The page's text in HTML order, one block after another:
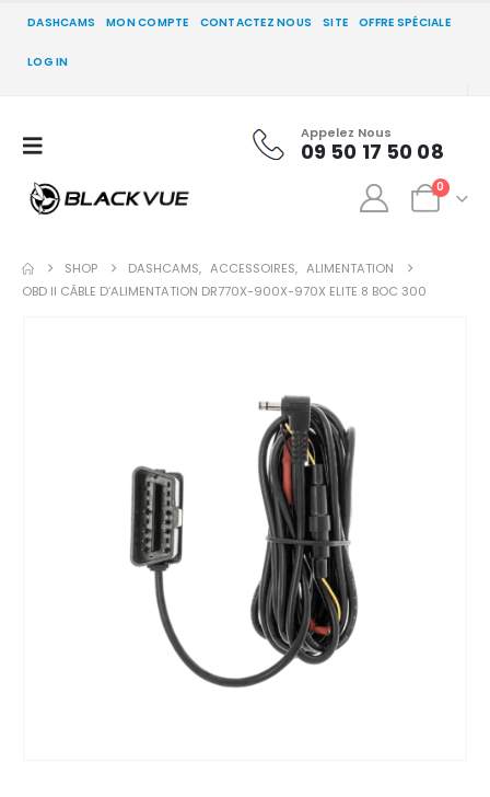
DASHCAMS MON COMPTE CONTACTEZ NOUS SITE OFFRE SPÉCIALE
LOG IN
Appelez Nous
09 50 17 50 08
0
SHOP DASHCAMS, ACCESSOIRES, ALIMENTATION
OBD II CÂBLE D’ALIMENTATION DR770X-900X-970X ELITE 8 BOC 300